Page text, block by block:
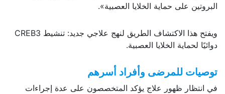
البروتين على حماية الخلايا العصبية».
ويفتح هذا الاكتشاف الطريق لنهج علاجي جديد: تنشيط CREB3
دوائيًا لحماية الخلايا العصبية.
توصيات للمرضى وأفراد أسرهم
في انتظار ظهور علاج يؤكد المتخصصون على عدة إجراءات